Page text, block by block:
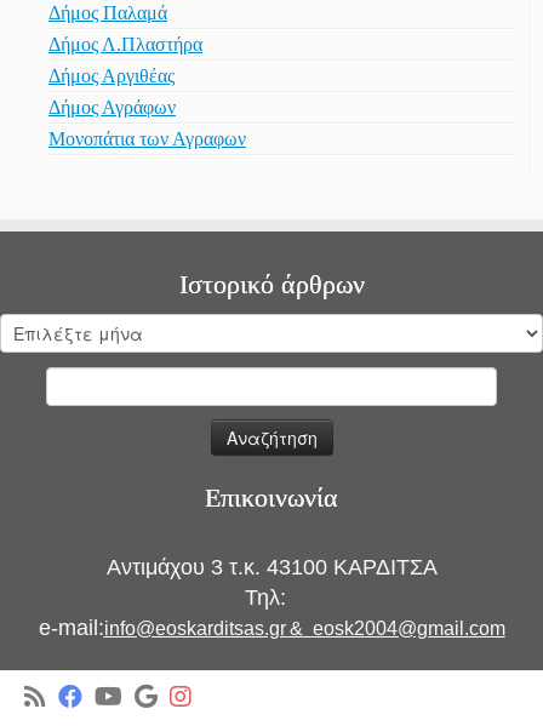
Δήμος Παλαμά
Δήμος Λ.Πλαστήρα
Δήμος Αργιθέας
Δήμος Αγράφων
Μονοπάτια των Αγραφων
Ιστορικό άρθρων
Ιστορικό
άρθρων
Επικοινωνία
Αντιμάχου 3 τ.κ. 43100 ΚΑΡΔΙΤΣΑ
Τηλ:
e-mail:info@eoskarditsas.gr & eosk2004@gmail.com